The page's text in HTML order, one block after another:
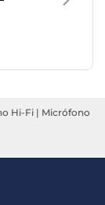
Boya
Hi-Fi | Micrófono